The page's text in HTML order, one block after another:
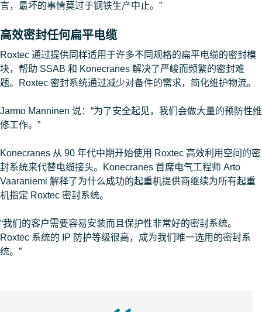
言，最坏的事情莫过于钢铁生产中止。”
高效密封任何扁平电缆
Roxtec 通过提供同样适用于许多不同规格的扁平电缆的密封模
块，帮助 SSAB 和 Konecranes 解决了严峻而频繁的密封难
题。Roxtec 密封系统通过减少对备件的需求，简化维护物流。
Jarmo Manninen 说：“为了安全起见，我们会做大量的预防性维
修工作。”
Konecranes 从 90 年代中期开始使用 Roxtec 高效利用空间的密
封系统来代替电缆接头。Konecranes 首席电气工程师 Arto
Vaaraniemi 解释了为什么成功的起重机提供商继续为所有起重
机指定 Roxtec 密封系统。
“我们的客户需要容易安装而且保护性非常好的密封系统。
Roxtec 系统的 IP 防护等级很高，成为我们唯一选用的密封系
统。”